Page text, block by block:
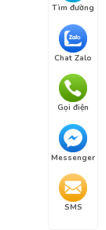
Tìm đường
Chat Zalo
Gọi điện
Messenger
SMS